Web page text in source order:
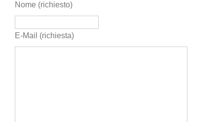
Nome (richiesto)
E-Mail (richiesta)